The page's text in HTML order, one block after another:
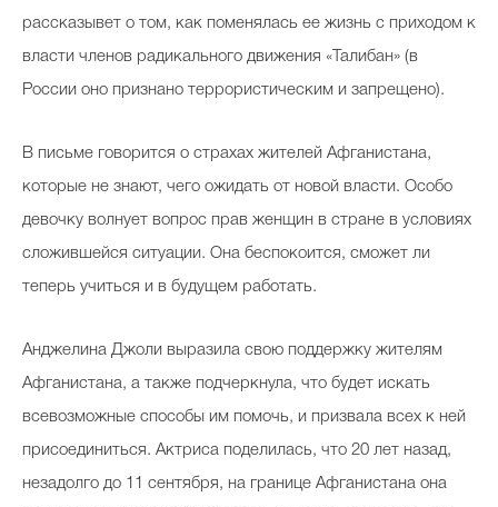
рассказывет о том, как поменялась ее жизнь с приходом к
власти членов радикального движения «Талибан» (в
России оно признано террористическим и запрещено).
В письме говорится о страхах жителей Афганистана,
которые не знают, чего ожидать от новой власти. Особо
девочку волнует вопрос прав женщин в стране в условиях
сложившейся ситуации. Она беспокоится, сможет ли
теперь учиться и в будущем работать.
Анджелина Джоли выразила свою поддержку жителям
Афганистана, а также подчеркнула, что будет искать
всевозможные способы им помочь, и призвала всех к ней
присоединиться. Актриса поделилась, что 20 лет назад,
незадолго до 11 сентября, на границе Афганистана она